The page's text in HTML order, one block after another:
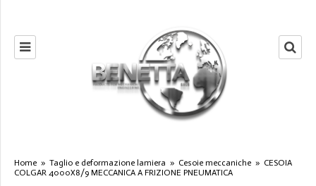
Home » Taglio e deformazione lamiera » Cesoie meccaniche » CESOIA
COLGAR 4000X8/9 MECCANICA A FRIZIONE PNEUMATICA